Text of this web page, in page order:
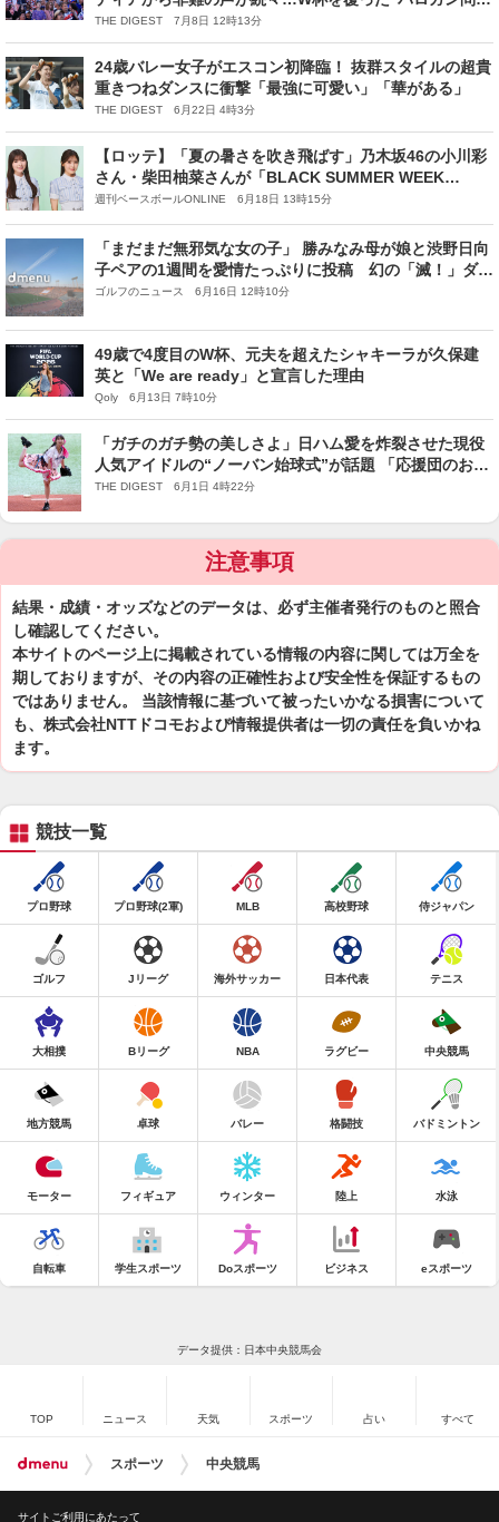
題”
THE DIGEST 7月8日 12時13分
24歳バレー女子がエスコン初降臨！ 抜群スタイルの超貴
重きつねダンスに衝撃「最強に可愛い」「華がある」
THE DIGEST 6月22日 4時3分
【ロッテ】「夏の暑さを吹き飛ばす」乃木坂46の小川彩
さん・柴田柚菜さんが「BLACK SUMMER WEEK
supported by クーリッシュ」のスペシャルリポーター
週刊ベースボールONLINE 6月18日 13時15分
「まだまだ無邪気な女の子」 勝みなみ母が娘と渋野日向
子ペアの1週間を愛情たっぷりに投稿 幻の「滅！」ダン
ス動画も大公開！
ゴルフのニュース 6月16日 12時10分
49歳で4度目のW杯、元夫を超えたシャキーラが久保建
英と「We are ready」と宣言した理由
Qoly 6月13日 7時10分
「ガチのガチ勢の美しさよ」日ハム愛を炸裂させた現役
人気アイドルの“ノーバン始球式”が話題 「応援団のお姉
さんが登板」「スカートがえぐいって」
THE DIGEST 6月1日 4時22分
注意事項
結果・成績・オッズなどのデータは、必ず主催者発行のものと照合
し確認してください。
本サイトのページ上に掲載されている情報の内容に関しては万全を
期しておりますが、その内容の正確性および安全性を保証するもの
ではありません。 当該情報に基づいて被ったいかなる損害について
も、株式会社NTTドコモおよび情報提供者は一切の責任を負いかね
ます。
競技一覧
プロ野球 プロ野球(2軍) MLB 高校野球 侍ジャパン
ゴルフ Jリーグ 海外サッカー 日本代表 テニス
大相撲 Bリーグ NBA ラグビー 中央競馬
地方競馬 卓球 バレー 格闘技 バドミントン
モーター フィギュア ウィンター 陸上 水泳
自転車 学生スポーツ Doスポーツ ビジネス eスポーツ
データ提供：日本中央競馬会
TOP ニュース 天気 スポーツ 占い すべて
スポーツ 中央競馬
サイトご利用にあたって